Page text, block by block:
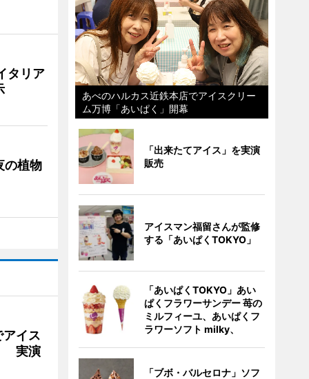
タリア
の植物
イス
実演
あべのハルカス近鉄本店でアイスクリー
ム万博「あいぱく」開幕
「出来たてアイス」を実演
販売
アイスマン福留さんが監修
する「あいぱくTOKYO」
「あいぱくTOKYO」あい
ぱくフラワーサンデー 苺の
ミルフィーユ、あいぱくフ
ラワーソフト milky、
「ブボ・バルセロナ」ソフ